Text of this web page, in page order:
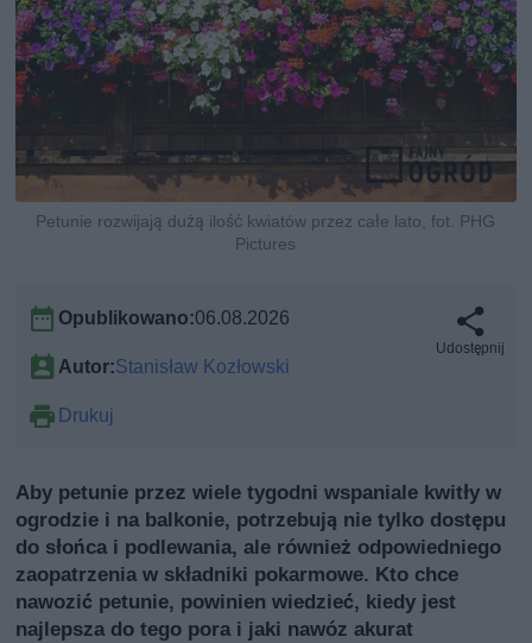
Petunie rozwijają dużą ilość kwiatów przez całe lato, fot. PHG
Pictures
Opublikowano:06.08.2026
Autor:Stanisław Kozłowski
Drukuj
Udostępnij
Aby petunie przez wiele tygodni wspaniale kwitły w
ogrodzie i na balkonie, potrzebują nie tylko dostępu
do słońca i podlewania, ale również odpowiedniego
zaopatrzenia w składniki pokarmowe. Kto chce
nawozić petunie, powinien wiedzieć, kiedy jest
najlepsza do tego pora i jaki nawóz akurat